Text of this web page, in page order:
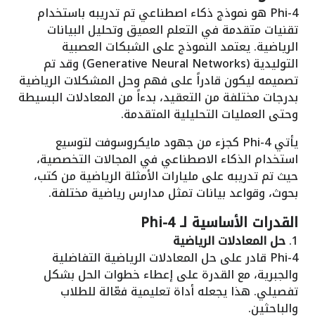
Phi-4 هو نموذج ذكاء اصطناعي تم تدريبه باستخدام
تقنيات متقدمة في التعلم العميق وتحليل البيانات
الرياضية. يعتمد النموذج على الشبكات العصبية
التوليدية (Generative Neural Networks) وقد تم
تصميمه ليكون قادراً على فهم وحل المشكلات الرياضية
بدرجات مختلفة من التعقيد، بدءاً من المعادلات البسيطة
وحتى العمليات التحليلية المتقدمة.
يأتي Phi-4 كجزء من جهود مايكروسوفت لتوسيع
استخدام الذكاء الاصطناعي في المجالات التخصصية،
حيث تم تدريبه على مليارات الأمثلة الرياضية من كتب،
بحوث، وقواعد بيانات تمثل مدارس رياضية مختلفة.
القدرات الأساسية لـ Phi-4
1. حل المعادلات الرياضية
Phi-4 قادر على حل المعادلات الرياضية التفاضلية
والجبرية، مع القدرة على إعطاء خطوات الحل بشكل
تفصيلي. هذا يجعله أداة تعليمية فعّالة للطلاب
والباحثين.